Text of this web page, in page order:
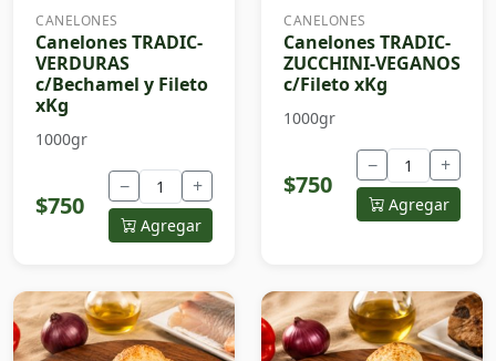
CANELONES
Canelones TRADIC-
VERDURAS
c/Bechamel y Fileto
xKg
1000gr
$750
− +
Agregar
CANELONES
Canelones TRADIC-
ZUCCHINI-VEGANOS
c/Fileto xKg
1000gr
$750
− +
Agregar